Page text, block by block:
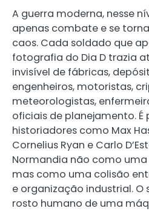
A guerra moderna, nesse
apenas combate e se
caos. Cada soldado que
fotografia do Dia D trazia
invisível de fábricas,
engenheiros, motoristas,
meteorologistas,
oficiais de planejamento. É
historiadores como Max
Cornelius Ryan e Carlo
Normandia não como
mas como uma colisão
e organização industrial.
rosto humano de uma